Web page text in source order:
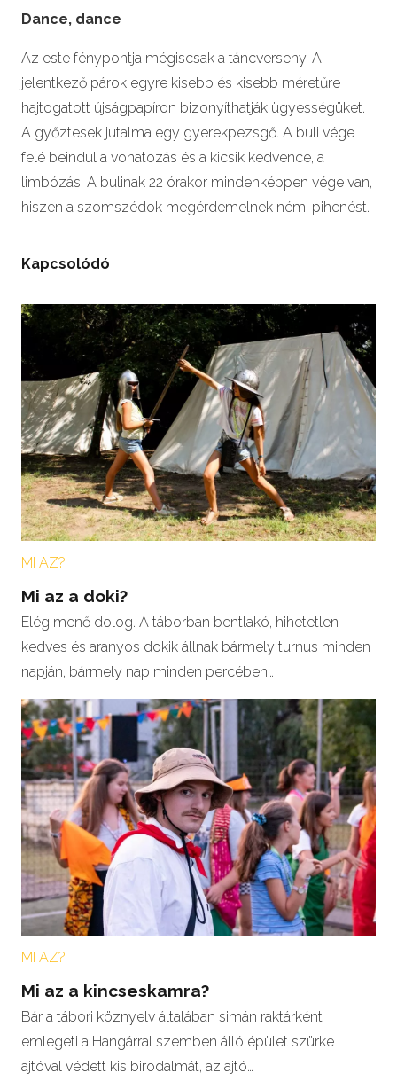
Dance, dance
Az este fénypontja mégiscsak a táncverseny. A
jelentkező párok egyre kisebb és kisebb méretűre
hajtogatott újságpapíron bizonyíthatják ügyességüket.
A győztesek jutalma egy gyerekpezsgő. A buli vége
felé beindul a vonatozás és a kicsik kedvence, a
limbózás. A bulinak 22 órakor mindenképpen vége van,
hiszen a szomszédok megérdemelnek némi pihenést.
Kapcsolódó
MI AZ?
Mi az a doki?
Elég menő dolog. A táborban bentlakó, hihetetlen
kedves és aranyos dokik állnak bármely turnus minden
napján, bármely nap minden percében…
MI AZ?
Mi az a kincseskamra?
Bár a tábori köznyelv általában simán raktárként
emlegeti a Hangárral szemben álló épület szürke
ajtóval védett kis birodalmát, az ajtó…